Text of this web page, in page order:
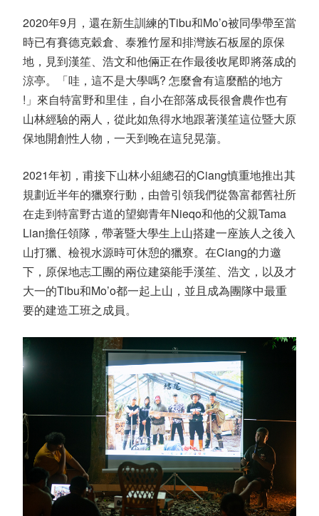
2020年9月，還在新生訓練的Tibu和Mo’o被同學帶至當
時已有賽德克穀倉、泰雅竹屋和排灣族石板屋的原保
地，見到漢笙、浩文和他倆正在作最後收尾即將落成的
涼亭。「哇，這不是大學嗎? 怎麼會有這麼酷的地方
! 」來自特富野和里佳，自小在部落成長很會農作也有
山林經驗的兩人，從此如魚得水地跟著漢笙這位暨大原
保地開創性人物，一天到晚在這兒晃蕩。
2021年初，甫接下山林小組總召的Ciang慎重地推出其
規劃近半年的獵寮行動，由曾引領我們從魯富都舊社所
在走到特富野古道的望鄉青年Nieqo和他的父親Tama
Lian擔任領隊，帶著暨大學生上山搭建一座族人之後入
山打獵、檢視水源時可休憩的獵寮。在Ciang的力邀
下，原保地志工團的兩位建築能手漢笙、浩文，以及才
大一的Tibu和Mo’o都一起上山，並且成為團隊中最重
要的建造工班之成員。